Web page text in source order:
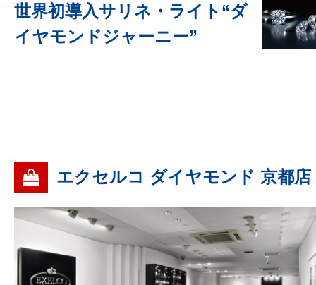
世界初導入サリネ・ライト“ダ
イヤモンドジャーニー”
エクセルコ ダイヤモンド 京都店